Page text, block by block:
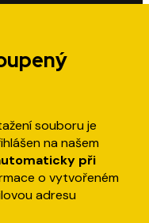
souboru je
na našem
při
o vytvořeném
adresu